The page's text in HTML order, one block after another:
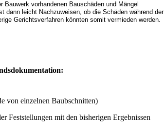
vorhandenen Bauschäden und Mängel
dann leicht Nachzuweisen, ob die Schäden während der
Gerichtsverfahren könnten somit vermieden werden.
von einzelnen Baubschnitten)
Feststellungen mit den bisherigen Ergebnissen